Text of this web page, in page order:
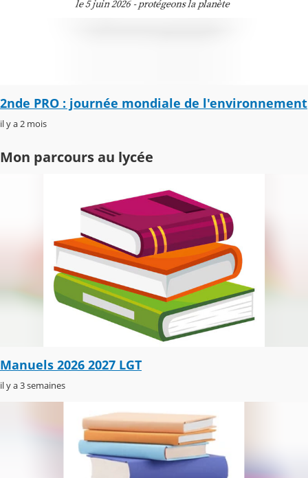
2nde PRO : journée mondiale de l'environnement
il y a 2 mois
Mon parcours au lycée
Manuels 2026 2027 LGT
il y a 3 semaines